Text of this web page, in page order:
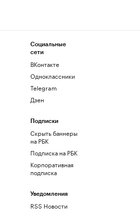
Социальные
сети
ВКонтакте
Одноклассники
Telegram
Дзен
Подписки
Скрыть баннеры
на РБК
Подписка на РБК
Корпоративная
подписка
Уведомления
RSS Новости